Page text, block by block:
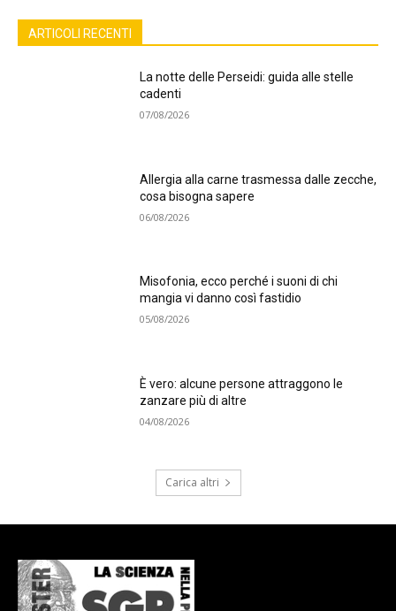
ARTICOLI RECENTI
La notte delle Perseidi: guida alle stelle
cadenti
07/08/2026
Allergia alla carne trasmessa dalle zecche,
cosa bisogna sapere
06/08/2026
Misofonia, ecco perché i suoni di chi
mangia vi danno così fastidio
05/08/2026
È vero: alcune persone attraggono le
zanzare più di altre
04/08/2026
Carica altri